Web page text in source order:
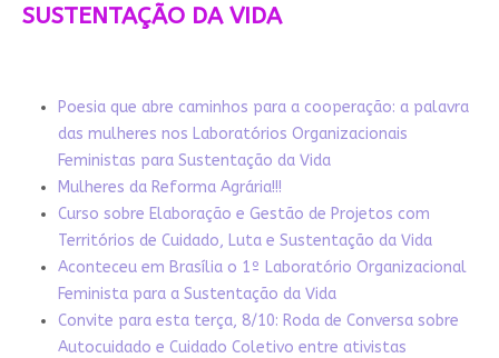
SUSTENTAÇÃO DA VIDA
Poesia que abre caminhos para a cooperação: a palavra
das mulheres nos Laboratórios Organizacionais
Feministas para Sustentação da Vida
Mulheres da Reforma Agrária!!!
Curso sobre Elaboração e Gestão de Projetos com
Territórios de Cuidado, Luta e Sustentação da Vida
Aconteceu em Brasília o 1º Laboratório Organizacional
Feminista para a Sustentação da Vida
Convite para esta terça, 8/10: Roda de Conversa sobre
Autocuidado e Cuidado Coletivo entre ativistas